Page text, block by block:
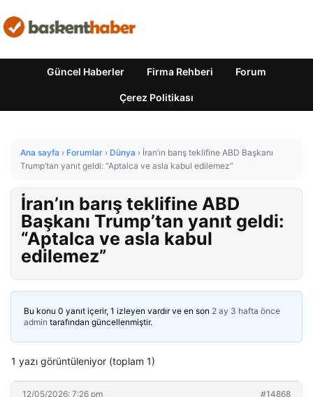
Güncel Haberler Firma Rehberi Forum
Çerez Politikası
Ana sayfa › Forumlar › Dünya › İran’ın barış teklifine ABD Başkanı
Trump’tan yanıt geldi: “Aptalca ve asla kabul edilemez”
İran’ın barış teklifine ABD
Başkanı Trump’tan yanıt geldi:
“Aptalca ve asla kabul
edilemez”
Bu konu 0 yanıt içerir, 1 izleyen vardır ve en son 2 ay 3 hafta önce
admin tarafından güncellenmiştir.
1 yazı görüntüleniyor (toplam 1)
12/05/2026: 7:26 pm #14868